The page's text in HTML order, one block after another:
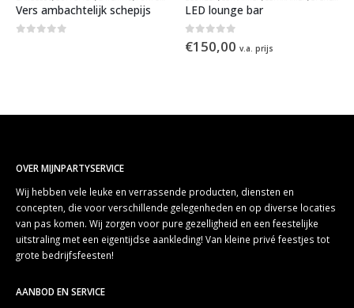
Vers ambachtelijk schepijs LED lounge bar
0out of 5
€150,00 v.a. prijs
OVER MIJNPARTYSERVICE
Wij hebben vele leuke en verrassende producten, diensten en
concepten, die voor verschillende gelegenheden en op diverse locaties
van pas komen. Wij zorgen voor pure gezelligheid en een feestelijke
uitstraling met een eigentijdse aankleding! Van kleine privé feestjes tot
grote bedrijfsfeesten!
AANBOD EN SERVICE